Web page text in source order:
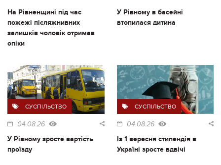
На Рівненщині під час
пожежі післяжнивних
залишків чоловік отримав
опіки
У Рівному в басейні
втопилася дитина
СУСПІЛЬСТВО
04.08.26
У Рівному зросте вартість
проїзду
СУСПІЛЬСТВО
04.08.26
Із 1 вересня стипендія в
Україні зросте вдвічі